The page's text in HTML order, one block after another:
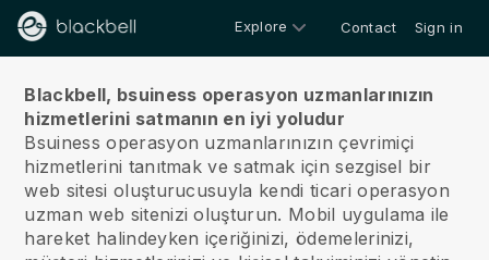
Explore Contact Sign in
Blackbell, bsuiness operasyon uzmanlarınızın
hizmetlerini satmanın en iyi yoludur
Bsuiness operasyon uzmanlarınızın çevrimiçi
hizmetlerini tanıtmak ve satmak için sezgisel bir
web sitesi oluşturucusuyla kendi ticari operasyon
uzman web sitenizi oluşturun. Mobil uygulama ile
hareket halindeyken içeriğinizi, ödemelerinizi,